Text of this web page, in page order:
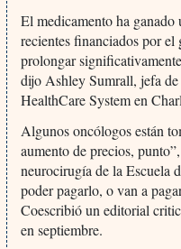
El medicamento ha
recientes financiados por
prolongar
dijo Ashley Sumrall, jefa
HealthCare System en
Algunos oncólogos están
aumento de precios,
neurocirugía de la Escuela
poder pagarlo, o van a
Coescribió un editorial
en septiembre.